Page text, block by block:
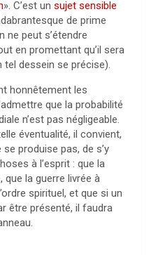
». C’est un sujet sensible
de prime
ne peut s’étendre
en promettant qu’il sera
dessein se précise).
honnêtement les
que la probabilité
n’est pas négligeable.
éventualité, il convient,
produise pas, de s’y
à l’esprit : que la
la guerre livrée à
spirituel, et que si un
être présenté, il faudra